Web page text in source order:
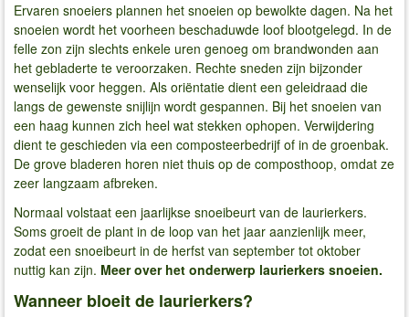
Ervaren snoeiers plannen het snoeien op bewolkte dagen. Na het
snoeien wordt het voorheen beschaduwde loof blootgelegd. In de
felle zon zijn slechts enkele uren genoeg om brandwonden aan
het gebladerte te veroorzaken. Rechte sneden zijn bijzonder
wenselijk voor heggen. Als oriëntatie dient een geleidraad die
langs de gewenste snijlijn wordt gespannen. Bij het snoeien van
een haag kunnen zich heel wat stekken ophopen. Verwijdering
dient te geschieden via een composteerbedrijf of in de groenbak.
De grove bladeren horen niet thuis op de composthoop, omdat ze
zeer langzaam afbreken.
Normaal volstaat een jaarlijkse snoeibeurt van de laurierkers.
Soms groeit de plant in de loop van het jaar aanzienlijk meer,
zodat een snoeibeurt in de herfst van september tot oktober
nuttig kan zijn. Meer over het onderwerp laurierkers snoeien.
Wanneer bloeit de laurierkers?